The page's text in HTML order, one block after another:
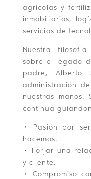
agrícolas y
inmobiliarios,
servicios de
Nuestra
sobre el legado
padre, Alberto
administración
nuestras
continúa
• Pasión por
hacemos.
• Forjar una
y cliente.
• Compromiso